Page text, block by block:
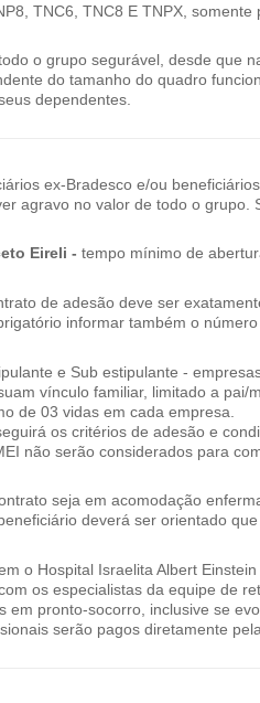
TNC6, TNC8 E TNPX,
o grupo segurável, desde que
do tamanho do quadro
dependentes.
ex-Bradesco e/ou
agravo no valor de todo o grupo.
Eireli - tempo mínimo de
de adesão deve ser
informar também o
e Sub estipulante -
vínculo familiar, limitado a pai/
de 03 vidas em cada empresa.
os critérios de adesão e
não serão considerados para
seja em acomodação
deverá ser orientado
o Hospital Israelita Albert
os especialistas da equipe de
em pronto-socorro, inclusive se
serão pagos diretamente